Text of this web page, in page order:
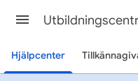
Hjälpcenter